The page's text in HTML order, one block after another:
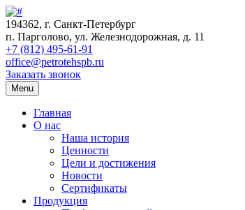
194362, г. Санкт-Петербург
п. Парголово, ул. Железнодорожная, д. 11
+7 (812) 495-61-91
office@petrotehspb.ru
Заказать звонок
Menu
Главная
О нас
Наша история
Ценности
Цели и достижения
Новости
Сертификаты
Продукция